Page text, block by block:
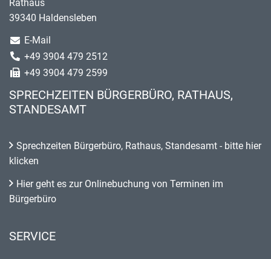
Rathaus
39340 Haldensleben
E-Mail
+49 3904 479 2512
+49 3904 479 2599
SPRECHZEITEN BÜRGERBÜRO, RATHAUS,
STANDESAMT
Sprechzeiten Bürgerbüro, Rathaus, Standesamt - bitte hier
klicken
Hier geht es zur Onlinebuchung von Terminen im
Bürgerbüro
SERVICE